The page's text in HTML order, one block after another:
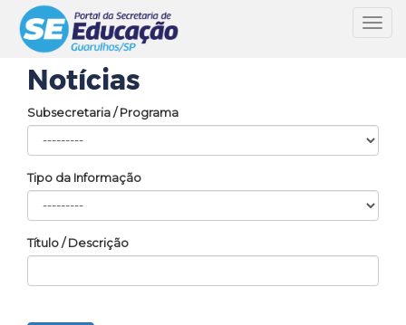
Notícias
Subsecretaria / Programa
Tipo da Informação
Título / Descrição